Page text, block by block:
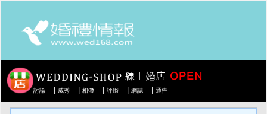
討論 威秀 相簿 評鑑 網誌 通告